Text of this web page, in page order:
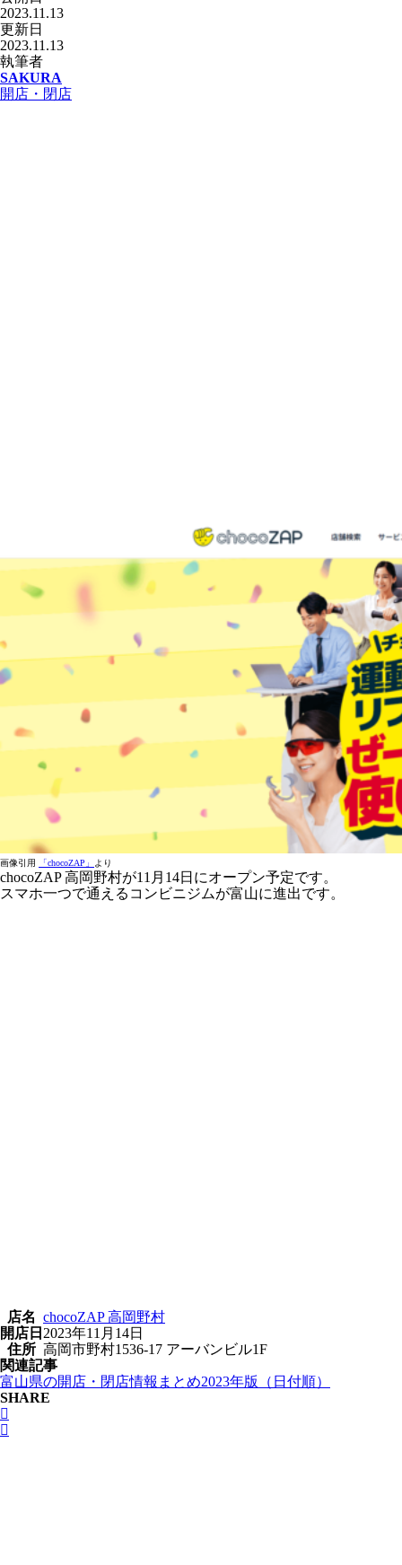
2023.11.13
更新日
2023.11.13
執筆者
SAKURA
開店・閉店
画像引用 「chocoZAP」 より
chocoZAP 高岡野村が11月14日にオープン予定です。
スマホ一つで通えるコンビニジムが富山に進出です。
店名 chocoZAP 高岡野村
開店日 2023年11月14日
住所 高岡市野村1536-17 アーバンビル1F
関連記事
富山県の開店・閉店情報まとめ2023年版（日付順）
SHARE